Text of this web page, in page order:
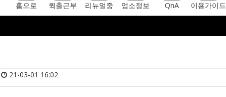
홈으로 퀵출근부 리뉴얼중 업소정보 QnA 이용가이드
21-03-01 16:02